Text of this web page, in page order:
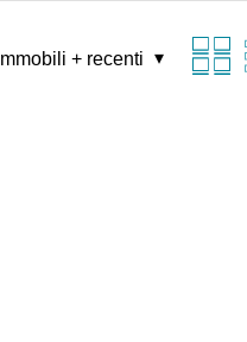
Immobili + recenti